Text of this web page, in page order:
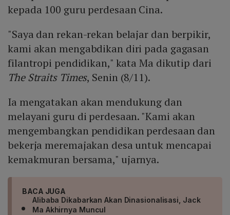
kepada 100 guru perdesaan Cina.
"Saya dan rekan-rekan belajar dan berpikir,
kami akan mengabdikan diri pada gagasan
filantropi pendidikan," kata Ma dikutip dari
The Straits Times, Senin (8/11).
Ia mengatakan akan mendukung dan
melayani guru di perdesaan. "Kami akan
mengembangkan pendidikan perdesaan dan
bekerja meremajakan desa untuk mencapai
kemakmuran bersama," ujarnya.
BACA JUGA
Alibaba Dikabarkan Akan Dinasionalisasi, Jack
Ma Akhirnya Muncul